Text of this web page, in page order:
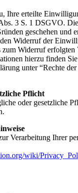
Ihre erteilte
3 S. 1 DSGVO.
geschehen und
Widerruf der
Widerruf erfolgten
hierzu finden
unter “Rechte
Pflicht
oder gesetzliche
Verarbeitung Ihrer
wiki/